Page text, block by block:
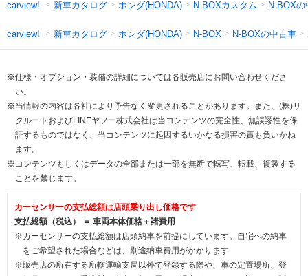
carview! 新車カタログ ホンダ(HONDA) N-BOXカスタム N-BOXの
carview! 新車カタログ ホンダ(HONDA) N-BOX N-BOXの中古車
※仕様・オプション・装備の詳細については各販売店にお問い合わせくださ
い。
※当情報の内容は各社により予告なく変更されることがあります。また、(株)リ
クルートおよびLINEヤフー株式会社は当コンテンツの完全性、無誤謬性を保
証するものではなく、当コンテンツに起因するいかなる損害の責も負いかね
ます。
※コンテンツもしくはデータの全部または一部を無断で転写、転載、複製する
ことを禁じます。
カーセンサーの支払総額は店頭乗り出し価格です
支払総額（税込） ＝ 車両本体価格＋諸費用
※カーセンサーの支払総額は店頭納車を前提にしています。自宅への納車
をご希望された場合などは、別途納車費用がかかります
※販売店の所在する所轄運輸支局以外で登録する際や、車の定置場所、登